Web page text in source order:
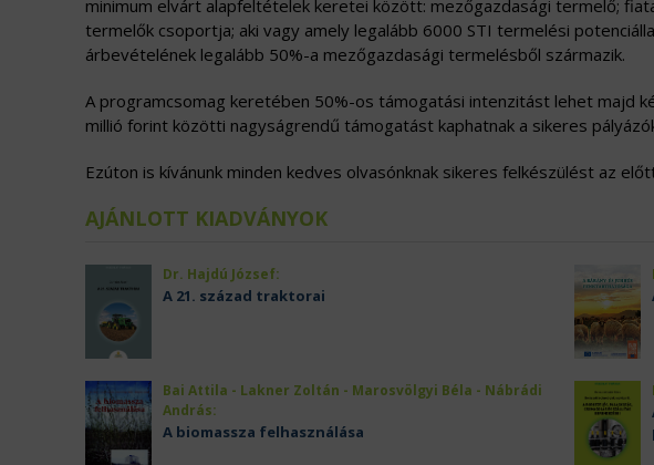
minimum elvárt alapfeltételek keretei között: mezőgazdasági termelő;
termelők csoportja; aki vagy amely legalább 6000 STI termelési
árbevételének legalább 50%-a mezőgazdasági termelésből származik.
A programcsomag keretében 50%-os támogatási intenzitást lehet majd
millió forint közötti nagyságrendű támogatást kaphatnak a sikeres
Ezúton is kívánunk minden kedves olvasónknak sikeres felkészülést az
AJÁNLOTT KIADVÁNYOK
Dr. Hajdú József:
A 21. század traktorai
Bai Attila - Lakner Zoltán - Marosvölgyi Béla - Nábrádi
András:
A biomassza felhasználása